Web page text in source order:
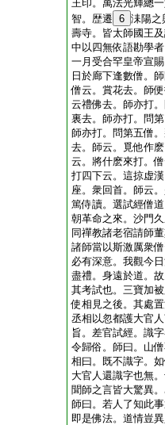
王印。萬法光輝總
智。歴遷 6 洡陽之
壽寺。皆太師國王
中以四無依語勘學
一月受合罕皇帝宣
日於廊下逢數僧。
僧云。賞花去。師
云禮佛去。師亦打
裏去。師亦打。問
師亦打。問第五僧
去。師云。覓他作
云。將什麽來打。
打四下云。這掠虚
座。衆回首。師云
篤侍讀。選試經僧
朝革命之來。沙門
同禪教諸老宿請師
諸師當以斯激厲衆
必有深意。我觀今
盡禮。身遠於道。
其考試也。三寶加
使相見之後。其處
丞相以忽都護大官
旨。差官試經。識
令歸俗。師曰。山
相曰。既不識字。
大官人還識字也無
聞師之言皆大驚異
師曰。若人了知此
即是佛法。道情豈